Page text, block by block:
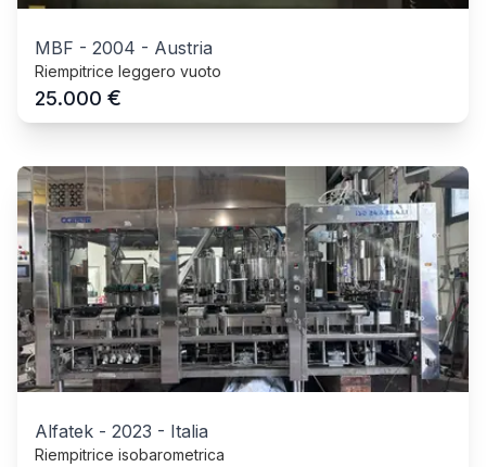
MBF - 2004 - Austria
Riempitrice leggero vuoto
25.000 €
Alfatek - 2023 - Italia
Riempitrice isobarometrica